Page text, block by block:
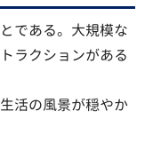
である。大規模な
ラクションがある
活の風景が穏やか